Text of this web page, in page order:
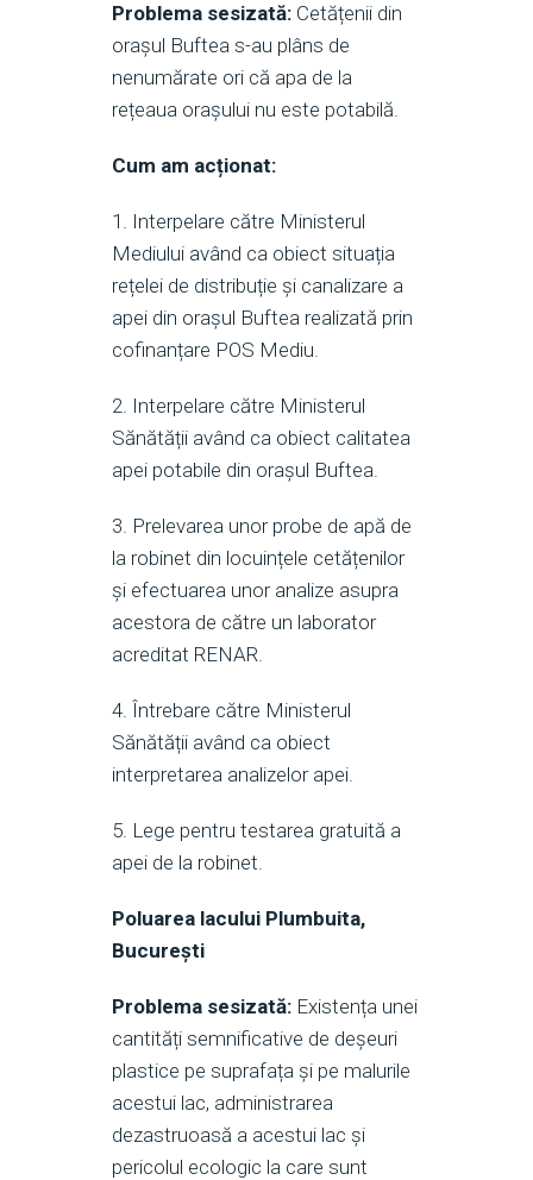
Problema sesizată: Cetățenii din
orașul Buftea s-au plâns de
nenumărate ori că apa de la
rețeaua orașului nu este potabilă.
Cum am acționat:
1. Interpelare către Ministerul
Mediului având ca obiect situația
rețelei de distribuție și canalizare a
apei din orașul Buftea realizată prin
cofinanțare POS Mediu.
2. Interpelare către Ministerul
Sănătății având ca obiect calitatea
apei potabile din orașul Buftea.
3. Prelevarea unor probe de apă de
la robinet din locuințele cetățenilor
și efectuarea unor analize asupra
acestora de către un laborator
acreditat RENAR.
4. Întrebare către Ministerul
Sănătății având ca obiect
interpretarea analizelor apei.
5. Lege pentru testarea gratuită a
apei de la robinet.
Poluarea lacului Plumbuita,
București
Problema sesizată: Existența unei
cantități semnificative de deșeuri
plastice pe suprafața și pe malurile
acestui lac, administrarea
dezastruoasă a acestui lac și
pericolul ecologic la care sunt